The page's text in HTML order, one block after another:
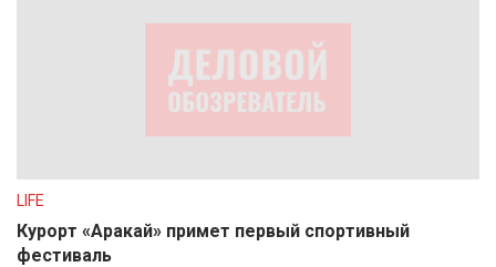
LIFE
Курорт «Аракай» примет первый спортивный
фестиваль